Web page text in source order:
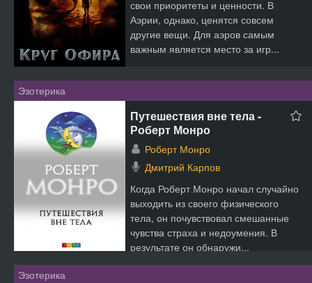
свои приоритеты и ценности. В
Аэрии, однако, ценятся совсем
другие вещи. Для аэров самым
важным является место за игр...
Эзотерика
Путешествия вне тела -
Роберт Монро
Роберт Монро
Дмитрий Карпов
Когда Роберт Монро начал случайно
выходить из своего физического
тела, он почувствовал смешанные
чувства страха и недоумения. В
результате он обнаружи...
Эзотерика